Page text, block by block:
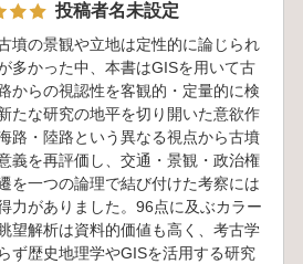
投稿者名未設定
墳の景観や立地は定性的に論じられ
多かった中、本書はGISを用いて古
からの視認性を客観的・定量的に検
たな研究の地平を切り開いた意欲作
路・陸路という異なる視点から古墳
義を再評価し、交通・景観・政治権
を一つの論理で結び付けた考察には
力がありました。96点に及ぶカラー
望解析は資料的価値も高く、考古学
ず歴史地理学やGISを活用する研究